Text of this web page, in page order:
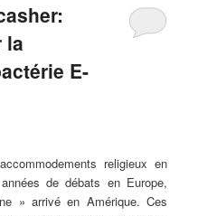
la
E-
religieux en
de débats en Europe,
» arrivé en Amérique. Ces